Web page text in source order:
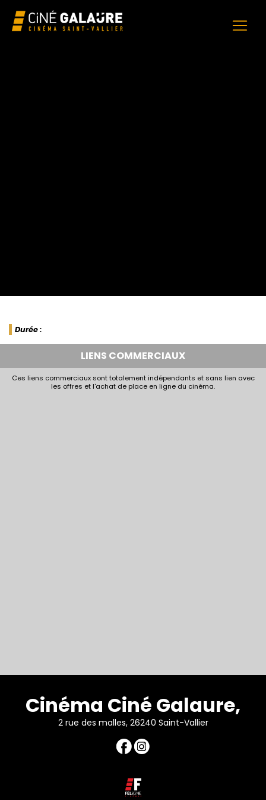
Durée :
LIENS COMMERCIAUX
Ces liens commerciaux sont totalement indépendants et sans lien avec
les offres et l'achat de place en ligne du cinéma.
Cinéma Ciné Galaure,
2 rue des malles, 26240 Saint-Vallier